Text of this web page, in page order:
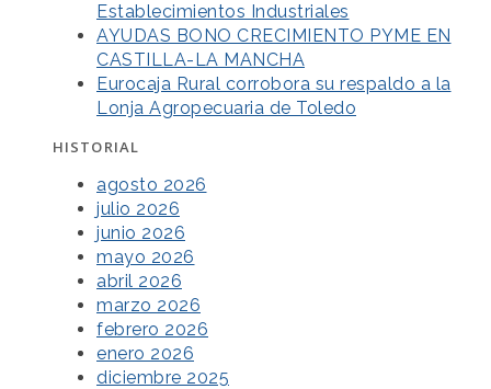
Establecimientos Industriales
AYUDAS BONO CRECIMIENTO PYME EN
CASTILLA-LA MANCHA
Eurocaja Rural corrobora su respaldo a la
Lonja Agropecuaria de Toledo
HISTORIAL
agosto 2026
julio 2026
junio 2026
mayo 2026
abril 2026
marzo 2026
febrero 2026
enero 2026
diciembre 2025